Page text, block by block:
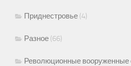
Приднестровье (4)
Разное (66)
Революционные